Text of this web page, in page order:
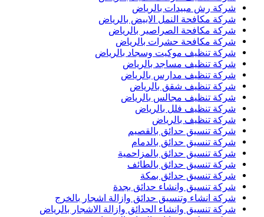
شركة رش مبيدات بالرياض
شركة مكافحة النمل الابيض بالرياض
شركة مكافحة الصراصير بالرياض
شركة مكافحة حشرات بالرياض
شركة تنظيف موكيت وسجاد بالرياض
شركة تنظيف مساجد بالرياض
شركة تنظيف مدارس بالرياض
شركة تنظيف شقق بالرياض
شركة تنظيف مجالس بالرياض
شركة تنظيف فلل بالرياض
شركة تنظيف بالرياض
شركة تنسيق حدائق بالقصيم
شركة تنسيق حدائق بالدمام
شركة تنسيق حدائق بالمزاحمية
شركة تنسيق حدائق بالطائف
شركة تنسيق حدائق بمكة
شركة تنسيق وانشاء حدائق بجدة
شركة انشاء وتنسيق حدائق وازالة اشجار بالخرج
شركة تنسيق وانشاء الحدائق وازالة الاشجار بالرياض